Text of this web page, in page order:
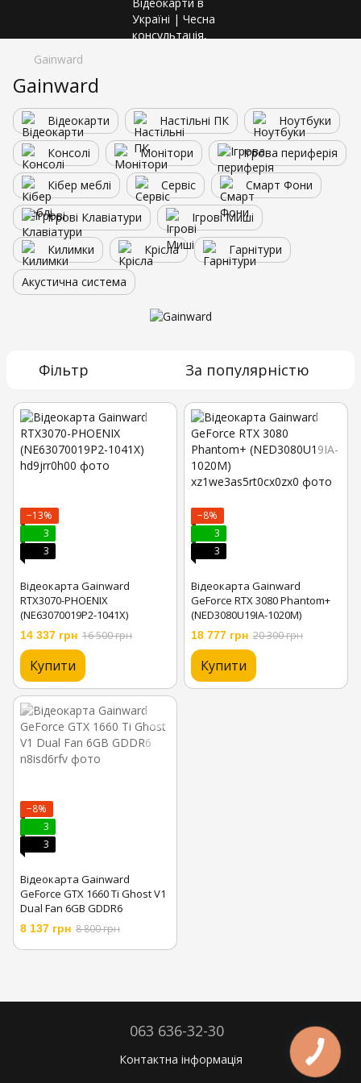
Gainward
Gainward
Відеокарти Настільні ПК Ноутбуки
Консолі Монітори Ігрова периферія
Кібер меблі Сервіс Смарт Фони
Ігрові Клавіатури Ігрові Миші
Килимки Крісла Гарнітури
Акустична система
Фільтр За популярністю
−13%
3
3
Відеокарта Gainward
RTX3070-PHOENIX
(NE63070019P2-1041X)
14 337 грн 16 500 грн
Купити
−8%
3
3
Відеокарта Gainward
GeForce RTX 3080 Phantom+
(NED3080U19IA-1020M)
18 777 грн 20 300 грн
Купити
−8%
3
3
Відеокарта Gainward
GeForce GTX 1660 Ti Ghost V1
Dual Fan 6GB GDDR6
8 137 грн 8 800 грн
063 636-32-30
Контактна інформація